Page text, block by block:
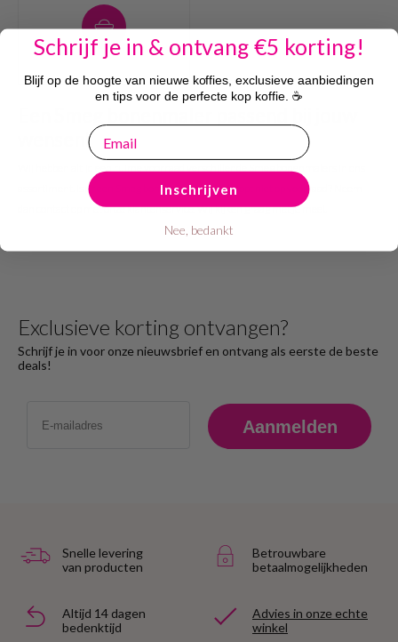
wensen!
Wij hebben altijd een ruime voorraad verschillende Smeg bonenmalers in ons
assortiment. Is er een Smeg bonenmaler onverhoopt niet op voorraad? Neem
dan contact op met onze klantenservice. Wij kijken graag met je mee!.
Exclusieve korting ontvangen?
Schrijf je in voor onze nieuwsbrief en ontvang als eerste de beste
deals!
Aanmelden
Snelle levering
van producten
Betrouwbare
betaalmogelijkheden
Altijd 14 dagen
bedenktijd
Advies in onze echte
winkel
Schrijf je in & ontvang €5 korting!
Blijf op de hoogte van nieuwe koffies, exclusieve aanbiedingen
en tips voor de perfecte kop koffie. ☕
email
Inschrijven
Nee, bedankt